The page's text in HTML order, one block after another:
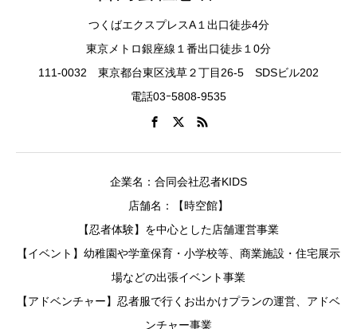
つくばエクスプレスA１出口徒歩4分
東京メトロ銀座線１番出口徒歩１0分
111-0032 東京都台東区浅草２丁目26-5 SDSビル202
電話03ｰ5808-9535
企業名：合同会社忍者KIDS
店舗名：【時空館】
【忍者体験】を中心とした店舗運営事業
【イベント】幼稚園や学童保育・小学校等、商業施設・住宅展示
場などの出張イベント事業
【アドベンチャー】忍者服で行くお出かけプランの運営、アドベ
ンチャー事業